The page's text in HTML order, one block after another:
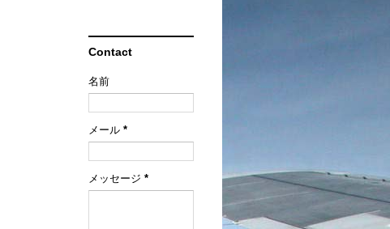
Contact
名前
メール *
メッセージ *